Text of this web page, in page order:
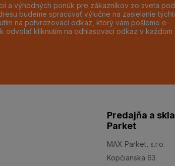
a výhodných ponúk pre zákazníkov zo sveta
budeme spracúvať výlučne na zasielanie
na potvrdzovací odkaz, ktorý vám pošleme e-
odvolať kliknutím na odhlasovací odkaz v každom
Predajňa a
Parket
MAX Parket, s.r.o.
Kopčianska 63